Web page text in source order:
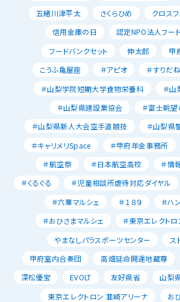
五緒川津平太
さくらひめ クロス
信用金庫の日
認定NPO法人フー
フードバンクセット
伸太郎
甲
こうふ亀屋座
＃アピオ
＃すりだ
＃山梨学院短期大学食物栄養科
＃山
＃山梨県建設業協会
＃富士眺望
＃山梨県新人大会空手道競技
＃山梨県
＃キャリメリSpace
＃甲府年金事務所
＃航空祭
＃日本航空高校
＃情
＃くるぐる
＃児童相談所虐待対応ダイヤル
＃六華マルシェ
＃１８９
＃ハ
＃おひさまマルシェ
＃東京エレクト
やまなしパラスポーツセンター
ス
甲府室内合奏団
高畑延命開運地蔵尊
深松優宝
EVOLT 友好県省
山梨
東京エレクトロン 韮崎アリーナ
お